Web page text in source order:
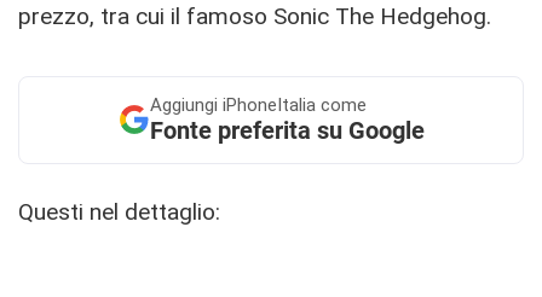
prezzo, tra cui il famoso Sonic The Hedgehog.
Aggiungi iPhoneItalia come
Fonte preferita su Google
Questi nel dettaglio: